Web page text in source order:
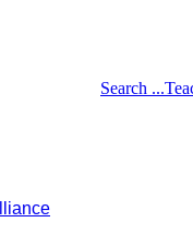
Search ...